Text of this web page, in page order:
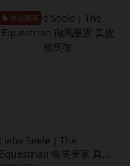
會員獨享
Liebe Seele｜The
Equestrian 御馬皇家 真皮